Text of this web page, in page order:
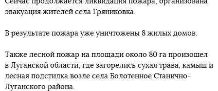
эвакуация жителей села Гряниковка.
В результате пожара уже уничтожены 8 жилых домов.
Также лесной пожар на площади около 80 га произошел
в Луганской области, где загорелись сухая трава, камыш и
лесная подстилка возле села Болотенное Станично-
Луганского района.